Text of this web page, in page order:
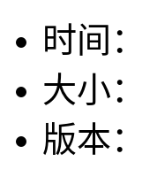
时间：
大小：
版本：